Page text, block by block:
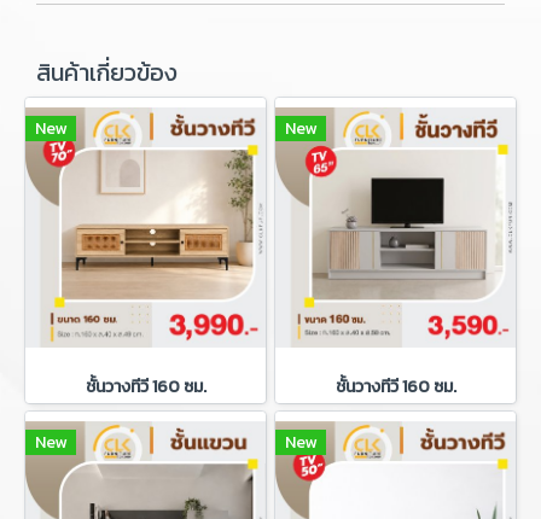
สินค้าเกี่ยวข้อง
New
ชั้นวางทีวี 160 ซม.
New
ชั้นวางทีวี 160 ซม.
New New